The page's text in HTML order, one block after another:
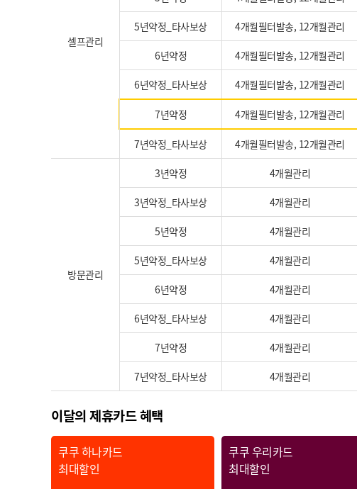
셀프관리
5년약정_타사보상 4개월필터발송, 12개월관리
6년약정 4개월필터발송, 12개월관리
6년약정_타사보상 4개월필터발송, 12개월관리
7년약정 4개월필터발송, 12개월관리
7년약정_타사보상 4개월필터발송, 12개월관리
방문관리
3년약정 4개월관리
3년약정_타사보상 4개월관리
5년약정 4개월관리
5년약정_타사보상 4개월관리
6년약정 4개월관리
6년약정_타사보상 4개월관리
7년약정 4개월관리
7년약정_타사보상 4개월관리
이달의 제휴카드 혜택
쿠쿠 하나카드
최대할인
쿠쿠 우리카드
최대할인